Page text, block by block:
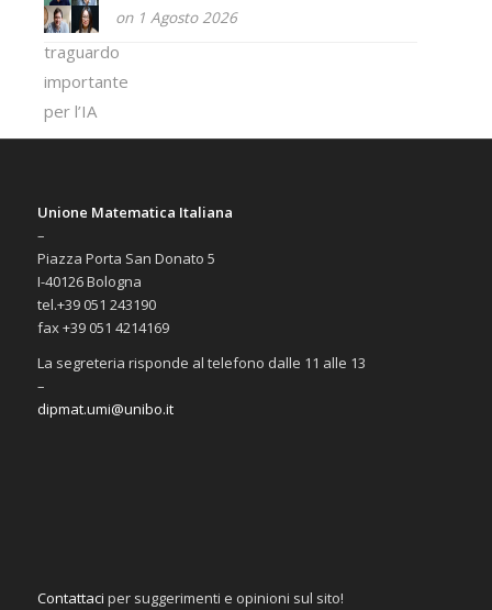
on 1 Agosto 2026
Unione Matematica Italiana
–
Piazza Porta San Donato 5
I-40126 Bologna
tel.+39 051 243190
fax +39 051 4214169
La segreteria risponde al telefono dalle 11 alle 13
–
dipmat.umi@unibo.it
Contattaci per suggerimenti e opinioni sul sito!